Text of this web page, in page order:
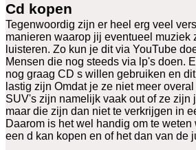
Cd kopen
Tegenwoordig zijn er heel erg veel
manieren waarop jij eventueel muziek
luisteren. Zo kun je dit via YouTube
Mensen die nog steeds via lp's doen.
nog graag CD s willen gebruiken en
lastig zijn Omdat je ze niet meer
SUV's zijn namelijk vaak out of ze zijn
maar die zijn dan niet te verkrijgen in
Daarom is het wel handig om te
een d kan kopen en of het dan van de